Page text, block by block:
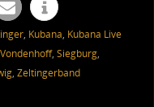
, Kubana, Kubana Live
, Siegburg,
, Zeltingerband